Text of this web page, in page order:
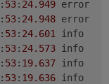
: 53: 24.949
: 53: 24.948
: 53: 24.601
: 53: 24.573
: 53: 19.637
: 53: 19.636